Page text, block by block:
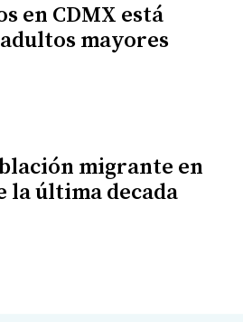
en CDMX está
mayores
migrante en
la última decada